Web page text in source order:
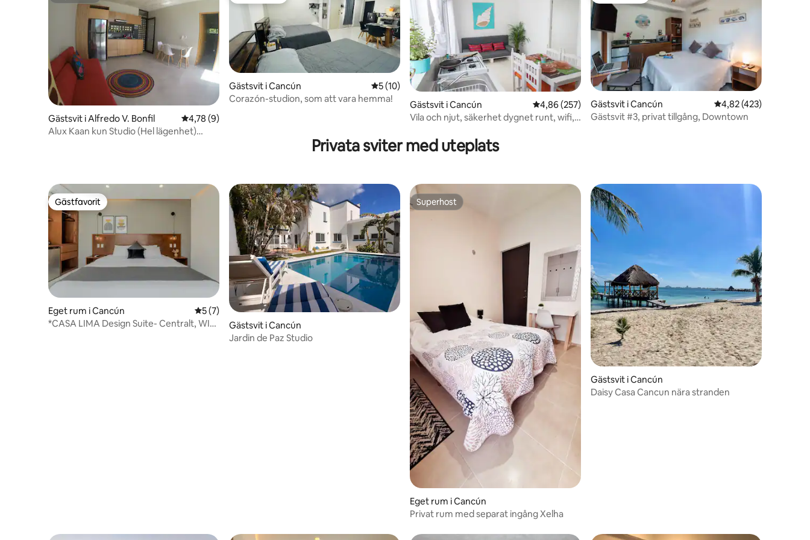
Gästsvit i Alfredo V. Bonfil 4,78 av 5 i genomsnittligt betyg, 9 omdömen
4,78 (9)
Alux Kaan kun Studio (Hel lägenhet)
Gästsvit i Cancún 5 av 5 i genomsnittligt betyg, 10 omdömen
5 (10)
Corazón-studion, som att vara hemma!
Gästsvit i Cancún 4,86 av 5 i genomsnittligt betyg, 257 omdömen
4,86 (257)
Vila och njut, säkerhet dygnet runt, wifi,
Gästsvit i Cancún 4,82 av 5 i
4,82 (423)
Gästsvit #3, privat tillgång, Downtown
Privata sviter med uteplats
Gästfavorit
Gästfavorit
Eget rum i Cancún 5 av 5 i genomsnittligt betyg, 7 omdömen
5 (7)
*CASA LIMA Design Suite- Centralt, WIFI
Gästsvit i Cancún
Jardin de Paz Studio
Superhost
Superhost
Eget rum i Cancún
Privat rum med separat ingång Xelha
Gästsvit i Cancún
Daisy Casa Cancun nära stranden